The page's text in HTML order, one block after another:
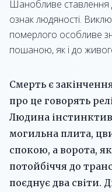
Шанобливе ставлення
ознак людяності.
померлого особливе
пошаною, як і до
Смерть є
про це говорять
Людина
могильна плита,
спокою, а ворота,
потойбіччя до
поєднує два світи.